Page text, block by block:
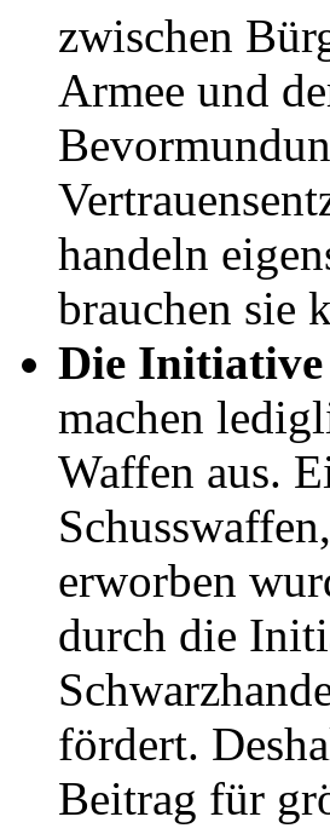
zwischen
Armee und
handeln
brauchen sie
Die Initiative
machen
Waffen aus.
erworben
durch die
fördert.
Beitrag für